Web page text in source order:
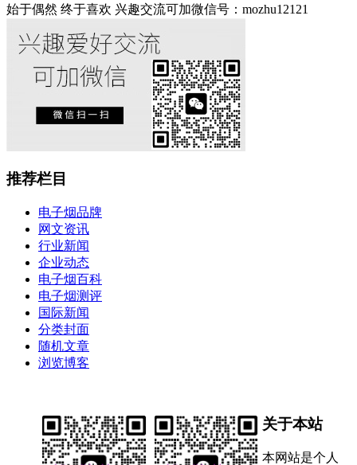
始于偶然 终于喜欢 兴趣交流可加微信号：mozhu12121
推荐栏目
电子烟品牌
网文资讯
行业新闻
企业动态
电子烟百科
电子烟测评
国际新闻
分类封面
随机文章
浏览博客
关于本站
本网站是个人